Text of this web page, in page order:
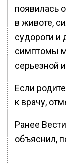
появилась
в животе,
судороги и
симптомы
серьезной
Если
к врачу,
Ранее
объяснил,